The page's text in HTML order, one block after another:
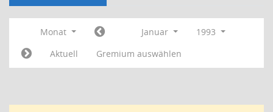
Monat Januar
1993
Aktuell
Gremium auswählen